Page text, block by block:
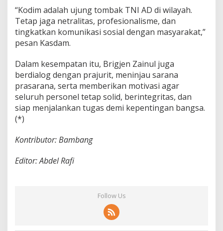
d
t
a
r
j
u
r
i
“Kodim adalah ujung tombak TNI AD di wilayah.
Tetap jaga netralitas, profesionalisme, dan
tingkatkan komunikasi sosial dengan masyarakat,”
pesan Kasdam.
Dalam kesempatan itu, Brigjen Zainul juga
berdialog dengan prajurit, meninjau sarana
prasarana, serta memberikan motivasi agar
seluruh personel tetap solid, berintegritas, dan
siap menjalankan tugas demi kepentingan bangsa.
(*)
Kontributor: Bambang
Editor: Abdel Rafi
Follow Us